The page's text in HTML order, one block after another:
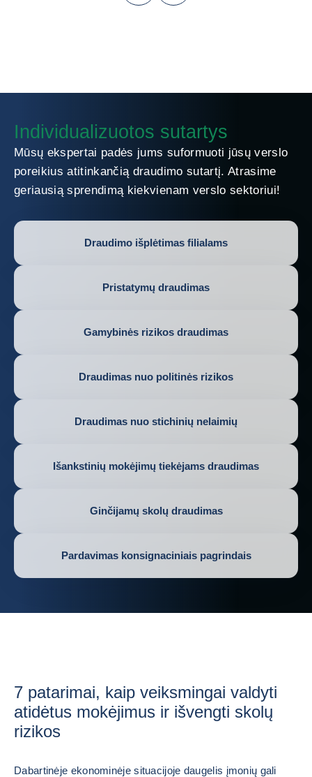
Individualizuotos sutartys
Mūsų ekspertai padės jums suformuoti jūsų verslo
poreikius atitinkančią draudimo sutartį. Atrasime
geriausią sprendimą kiekvienam verslo sektoriui!
Draudimo išplėtimas filialams
Pristatymų draudimas
Gamybinės rizikos draudimas
Draudimas nuo politinės rizikos
Draudimas nuo stichinių nelaimių
Išankstinių mokėjimų tiekėjams draudimas
Ginčijamų skolų draudimas
Pardavimas konsignaciniais pagrindais
7 patarimai, kaip veiksmingai valdyti
atidėtus mokėjimus ir išvengti skolų
rizikos
Dabartinėje ekonominėje situacijoje daugelis įmonių gali